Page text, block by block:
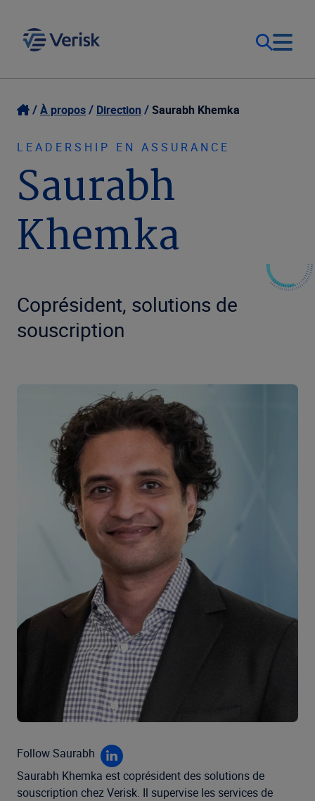
Notre objectif
Nos solutions
Ressources
Entreprise
Ouverture de session
Contact Us
Canada (FR)
À propos Direction Saurabh Khemka
LEADERSHIP EN ASSURANCE
Saurabh
Khemka
Coprésident, solutions de
souscription
Follow Saurabh
Saurabh Khemka est coprésident des solutions de
souscription chez Verisk. Il supervise les services de